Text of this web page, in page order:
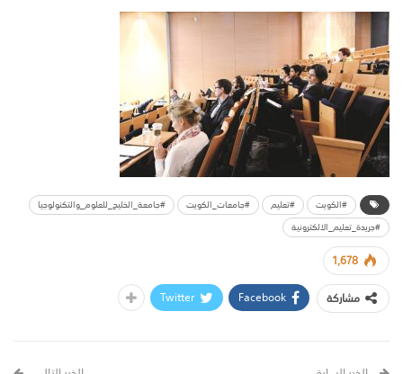
#الكويت #تعليم #جامعات_الكويت
#جامعة_الخليج_للعلوم_والتكنولوجيا
#جريدة_تعليم_الالكترونية
1,678
مشاركة
Facebook
Twitter